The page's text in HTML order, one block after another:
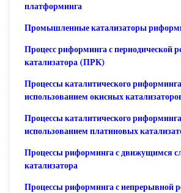
платформинга
Промышленные катализаторы
Процесс риформинга с периодической
катализатора (ПРК)
Процессы каталитического
использованием окисных
Процессы каталитического
использованием платиновых
Процессы риформинга с движущимся
катализатора
Процессы риформинга с непрерывной